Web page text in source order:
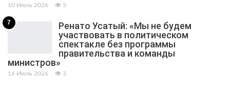
10 Июль 2026 5
7
Ренато Усатый: «Мы не будем
участвовать в политическом
спектакле без программы
правительства и команды
министров»
16 Июль 2026 3